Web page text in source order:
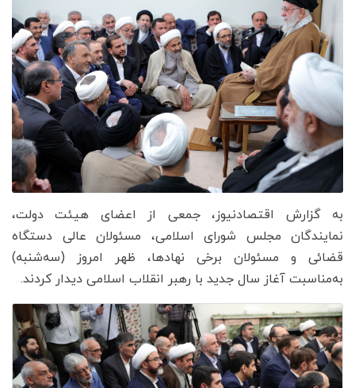
به گزارش اقتصادنیوز، جمعی از اعضای هیئت دولت،
نمایندگان مجلس شورای اسلامی، مسئولان عالی دستگاه
قضائی و مسئولان برخی نهادها، ظهر امروز (سه‌شنبه)
به‌مناسبت آغاز سال جدید با رهبر انقلاب اسلامی دیدار کردند.